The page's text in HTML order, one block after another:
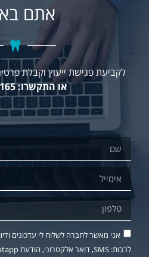
אתם
לקביעת פגישת ייעוץ וקבלת
או התקשרו: 03-5015165
אני מאשר לחברה לשלוח לי עדכונים